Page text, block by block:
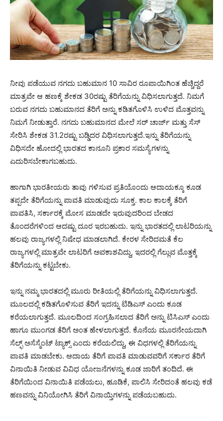
ನೀವು ಪಡೆಯುವ ನಗದು ಬಹುಮಾನ 10 ಸಾವಿರ ರೂಪಾಯಿಗಿಂತ ಹೆಚ್ಚಿದ್ದರೆ
ಮಾತ್ರವೇ ಆ ಹಣಕ್ಕೆ ಶೇಕಡ 30ರಷ್ಟು ತೆರಿಗೆಯನ್ನು ವಿಧಿಸಲಾಗುತ್ತದೆ. ನಿಮಗೆ
ಬರುವ ನಗದು ಬಹುಮಾನದ ತೆರಿಗೆ ಅನ್ನು ಕಡಿತಗೊಳಿಸಿ ಉಳಿದ ಮೊತ್ತವನ್ನು
ನಿಮಗೆ ನೀಡುತ್ತಾರೆ. ನಗದು ಬಹುಮಾನದ ಮೇಲೆ ಸರ್ ಚಾರ್ಜ್ ಮತ್ತು ಸೆಸ್
ಸೇರಿಸಿ ಶೇಕಡ 31.2ರಷ್ಟು ಬಡ್ಡಿದರ ವಿಧಿಸಲಾಗುತ್ತದೆ.ಇನ್ನು ತೆರಿಗೆಯನ್ನು
ವಿಧಿಸದೇ ಹೋದಲ್ಲಿ ಭಾರತದ ಕಾನೂನಿ ಪ್ರಕಾರ ಸಮಸ್ಯೆಗಳನ್ನು
ಎದುರಿಸಬೇಕಾಗಬಹುದು.
ಹಾಗಾಗಿ ಭಾರತೀಯರು ತಾವು ಗಳಿಸುವ ಪ್ರತಿಯೊಂದು ಆದಾಯಕ್ಕೂ ಕೂಡ
ತಪ್ಪದೇ ತೆರಿಗೆಯನ್ನು ಪಾವತಿ ಮಾಡುವುದು ಸೂಕ್ತ. ಕಾಲ ಕಾಲಕ್ಕೆ ತೆರಿಗೆ
ಪಾವತಿಸಿ, ಸರ್ಕಾರಕ್ಕೆ ಮೋಸ ಮಾಡದೇ ಇರುವುದರಿಂದ ಬೇಡದ
ತೊಂದರೆಗಳಿಂದ ಆದಷ್ಟು ದೂರ ಇರಬಹುದು. ಇನ್ನು ಭಾರತದಲ್ಲಿ ಲಾಟರಿಯನ್ನು
ಹಲವು ರಾಜ್ಯಗಳಲ್ಲಿ ನಿಷೇಧ ಮಾಡಲಾಗಿದೆ. ಕೇರಳ ಸೇರಿದಮತೆ ಕೆಲ
ರಾಜ್ಯಗಳಲ್ಲಿ ಮಾತ್ರವೇ ಲಾಟರಿಗೆ ಅವಕಾಶವಿದ್ದು, ಇದರಲ್ಲಿ ಗೆಲ್ಲುವ ಮೊತ್ತಕ್ಕೆ
ತೆರಿಗೆಯನ್ನು ಕಟ್ಟಬೇಕು.
ಇನ್ನು ನಮ್ಮ ಭಾರತದಲ್ಲಿ ಮೂರು ರೀತಿಯಲ್ಲಿ ತೆರಿಗೆಯನ್ನು ವಿಧಿಸಲಾಗುತ್ತದೆ.
ಮೂಲದಲ್ಲಿ ಕಡಿತಗೊಳಿಸುವ ತೆರಿಗೆ ಇದನ್ನು ಟಿಡಿಎಸ್ ಎಂದು ಕೂಡ
ಕರೆಯಲಾಗುತ್ತದೆ. ಮೂಲದಿಂದ ಸಂಗ್ರಹಿಸಲಾದ ತೆರಿಗೆ ಅನ್ನು ಟಿಸಿಎಸ್ ಎಂದು
ಹಾಗೂ ಮುಂಗಡ ತೆರಿಗೆ ಅಂತ ಹೇಳಲಾಗುತ್ತದೆ. ಕೊನೆಯ ಮೂರನೇಯದಾಗಿ
ಸೆಲ್ಫ್ ಅಸೆಸ್ಮೆಂಟ್ ಟ್ಯಾಕ್ಸ್ ಎಂದು ಕರೆಯಲಿದ್ದು, ಈ ವಿಧಗಳಲ್ಲಿ ತೆರಿಗೆಯನ್ನು
ಪಾವತಿ ಮಾಡಬೇಕು. ಆದಾಯ ತೆರಿಗೆ ಪಾವತಿ ಮಾಡುವವರಿಗೆ ಸರ್ಕಾರ ತೆರಿಗೆ
ವಿನಾಯಿತಿ ನೀಡುವ ವಿವಿಧ ಯೋಜನೆಗಳನ್ನು ಕೂಡ ಜಾರಿಗೆ ತಂದಿದೆ. ಈ
ತೆರಿಗೆಯಿಂದ ವಿನಾಯಿತಿ ಪಡೆಯಲು, ಹೂಡಿಕೆ, ಪಾಲಿಸಿ ಸೇರಿದಂತೆ ಹಲವು ಕಡೆ
ಹಣವನ್ನು ವಿನಿಯೋಗಿಸಿ ತೆರಿಗೆ ವಿನಾಯ್ತಿಗಳನ್ನು ಪಡೆಯಬಹುದು.